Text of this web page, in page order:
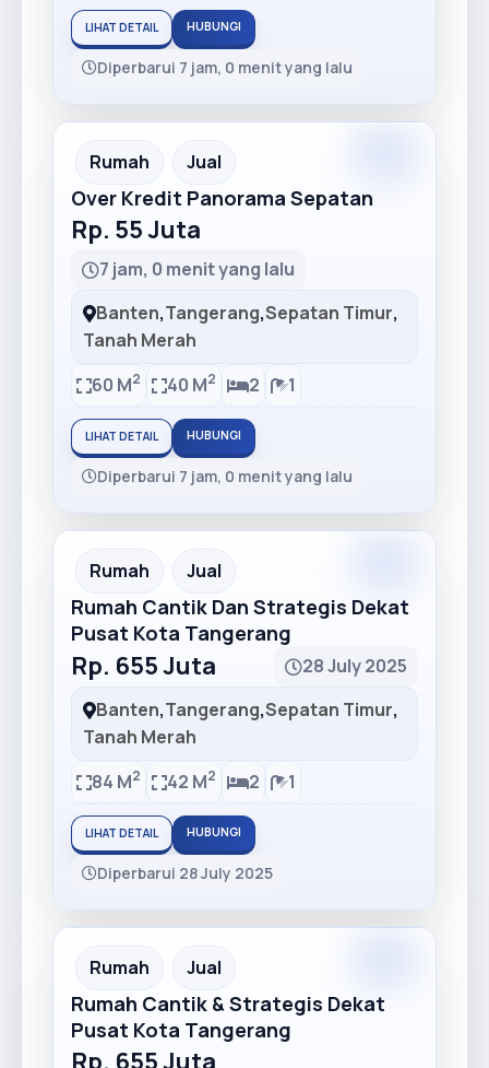
LIHAT DETAIL HUBUNGI
Diperbarui 7 jam, 0 menit yang lalu
Recommended
Rumah Jual
Over Kredit Panorama Sepatan
Rp. 55 Juta
7 jam, 0 menit yang lalu
Banten,Tangerang,Sepatan Timur,
Tanah Merah
60 M2 40 M2 2 1
LIHAT DETAIL HUBUNGI
Diperbarui 7 jam, 0 menit yang lalu
Recommended
Rumah Jual
Rumah Cantik Dan Strategis Dekat
Pusat Kota Tangerang
Rp. 655 Juta
28 July 2025
Banten,Tangerang,Sepatan Timur,
Tanah Merah
84 M2 42 M2 2 1
LIHAT DETAIL HUBUNGI
Diperbarui 28 July 2025
Rumah Jual
Rumah Cantik & Strategis Dekat
Pusat Kota Tangerang
Rp. 655 Juta